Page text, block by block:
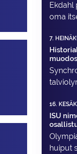
Ekdahl
oma
7.
16.
ISU
huiput